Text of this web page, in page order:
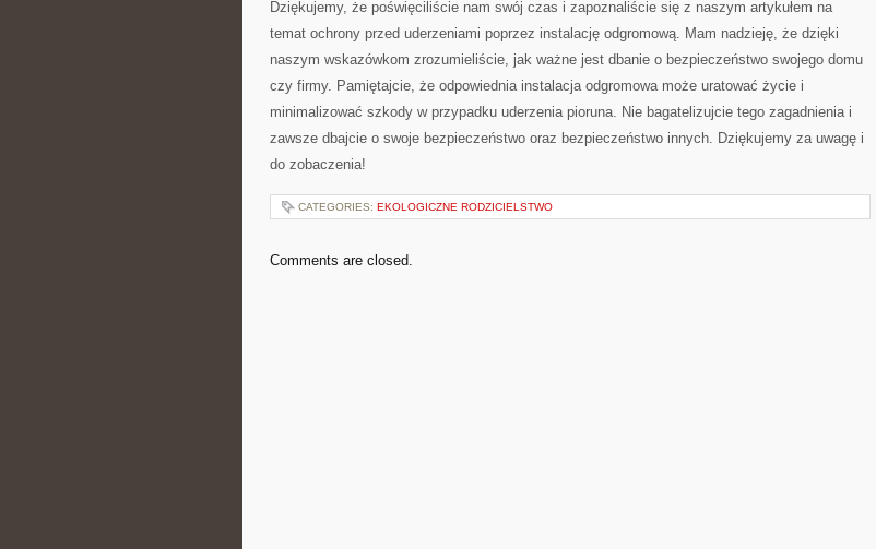
Dziękujemy, że ‍poświęciliście nam‍ swój czas i zapoznaliście się z ‌naszym ‍artykułem na
temat ochrony przed uderzeniami ‍poprzez ​instalację odgromową. Mam nadzieję, że dzięki
naszym wskazówkom zrozumieliście, jak ważne jest‍ dbanie o bezpieczeństwo swojego domu
czy firmy. Pamiętajcie, że ⁣odpowiednia instalacja odgromowa może uratować życie i
minimalizować szkody w przypadku uderzenia pioruna.⁣ Nie bagatelizujcie tego zagadnienia⁢ i
zawsze ‍dbajcie o swoje bezpieczeństwo oraz bezpieczeństwo innych. Dziękujemy za uwagę i⁤
do zobaczenia!
CATEGORIES: EKOLOGICZNE RODZICIELSTWO
Comments are closed.